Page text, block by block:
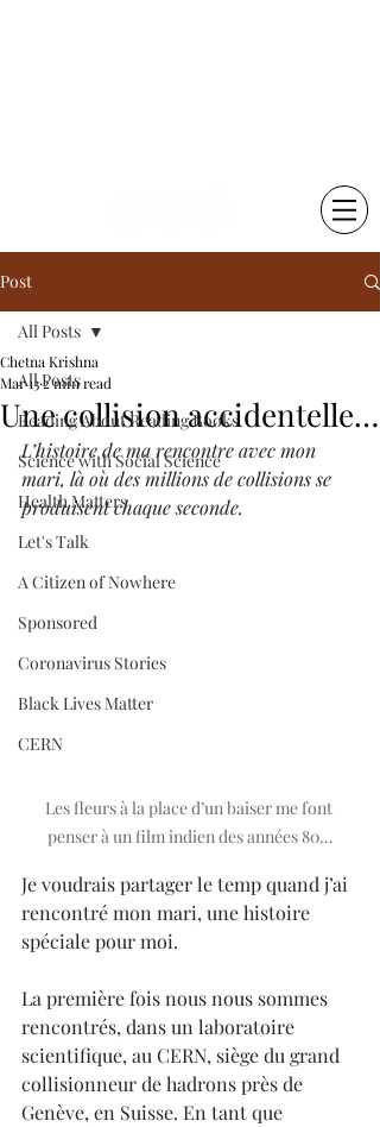
Post
All Posts
Reading About Reading Books
Science with Social Science
Health Matters
Let's Talk
A Citizen of Nowhere
Sponsored
Coronavirus Stories
Black Lives Matter
CERN
All Posts
Une collision accidentelle…
Chetna Krishna
Mar 132 min read
L’histoire de ma rencontre avec mon
mari, là où des millions de collisions se
produisent chaque seconde.
Les fleurs à la place d’un baiser me font
penser à un film indien des années 80…
Je voudrais partager le temp quand j’ai
rencontré mon mari, une histoire
spéciale pour moi.
La première fois nous nous sommes
rencontrés, dans un laboratoire
scientifique, au CERN, siège du grand
collisionneur de hadrons près de
Genève, en Suisse. En tant que